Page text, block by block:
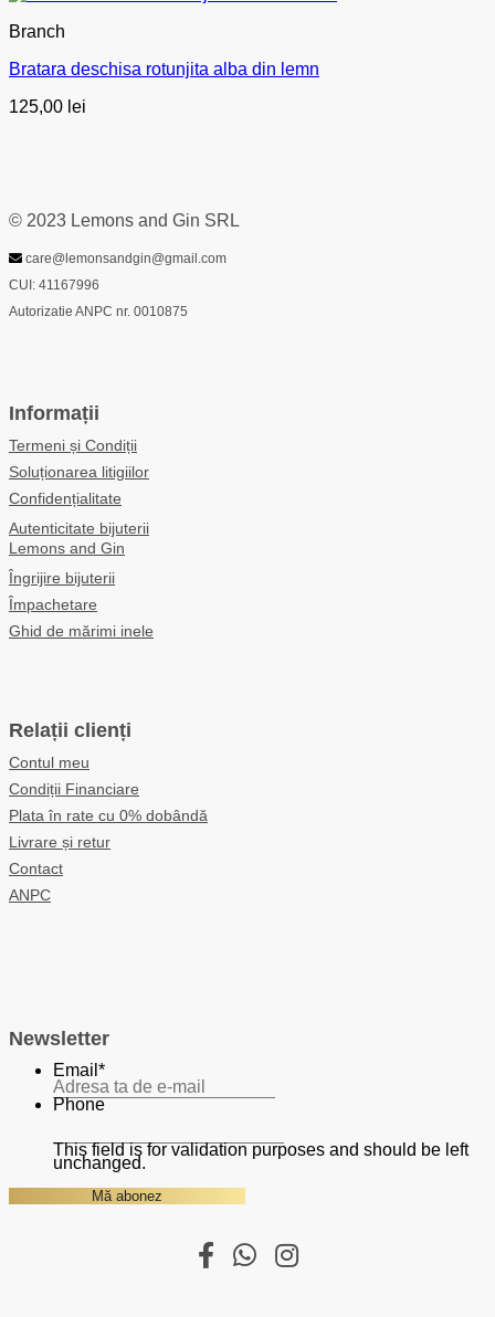
Branch
Bratara deschisa rotunjita alba din lemn
125,00 lei
© 2023 Lemons and Gin SRL
care@lemonsandgin@gmail.com
CUI: 41167996
Autorizatie ANPC nr. 0010875
Informații
Termeni și Condiții
Soluționarea litigiilor
Confidențialitate
Autenticitate bijuterii
Lemons and Gin
Îngrijire bijuterii
Împachetare
Ghid de mărimi inele
Relații clienți
Contul meu
Condiții Financiare
Plata în rate cu 0% dobândă
Livrare și retur
Contact
ANPC
Newsletter
Email *
Phone
This field is for validation purposes and should be left
unchanged.